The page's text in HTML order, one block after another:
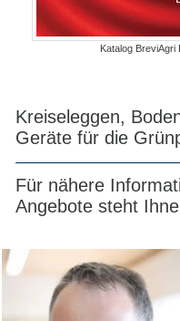
Katalog BreviAgri
Kreiseleggen,
Geräte für die
Für nähere
Angebote steht